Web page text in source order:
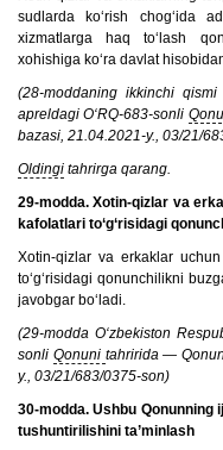
sudlarda ko‘rish chog‘ida
xizmatlarga haq to‘lash
xohishiga ko‘ra davlat
(28-moddaning ikkinchi
apreldagi O‘RQ-683-sonli
bazasi, 21.04.2021-y., 03/21/
Oldingi tahrirga qarang.
29-modda. Xotin-qizlar va
kafolatlari to‘g‘risidagi
Xotin-qizlar va erkaklar
to‘g‘risidagi qonunchilikni
javobgar bo‘ladi.
(29-modda O‘zbekiston
sonli Qonuni tahririda —
y., 03/21/683/0375-son)
30-modda. Ushbu
tushuntirilishini ta’minlash